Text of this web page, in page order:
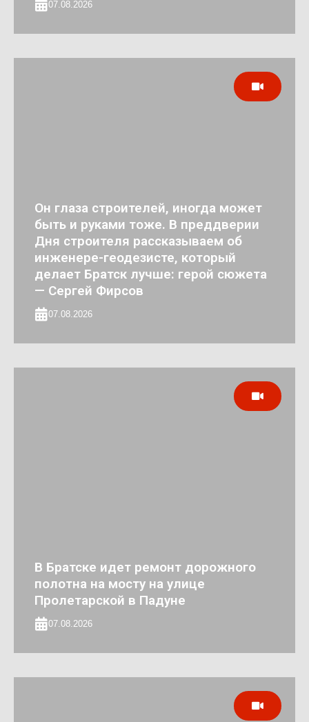
07.08.2026
Он глаза строителей, иногда может
быть и руками тоже. В преддверии
Дня строителя рассказываем об
инженере-геодезисте, который
делает Братск лучше: герой сюжета
— Сергей Фирсов
07.08.2026
В Братске идет ремонт дорожного
полотна на мосту на улице
Пролетарской в Падуне
07.08.2026